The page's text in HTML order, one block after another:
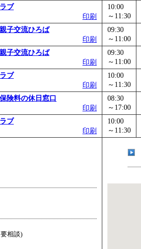
ブ
印刷
10:00
～11:30
子交流ひろば
印刷
09:30
～11:00
子交流ひろば
印刷
09:30
～11:00
ブ
印刷
10:00
～11:30
険料の休日窓口
印刷
08:30
～17:00
ブ
印刷
10:00
～11:30
相談)